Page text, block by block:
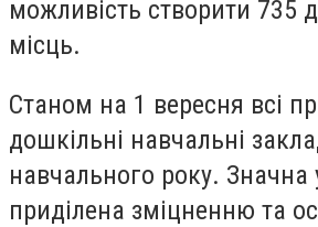
можливість створити 735
місць.
Станом на 1 вересня всі
дошкільні навчальні
навчального року. Значна
приділена зміцненню та